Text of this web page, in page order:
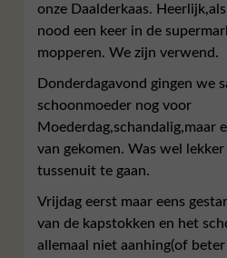
onze Daalderkaas.
nood een keer in de
mopperen. We zijn verwend.
Donderdagavond gingen we
schoonmoeder nog voor
Moederdag,schandalig,maar
van gekomen. Was wel
tussenuit te gaan.
Vrijdag eerst maar eens
van de kapstokken en het
allemaal niet aanhing(of beter